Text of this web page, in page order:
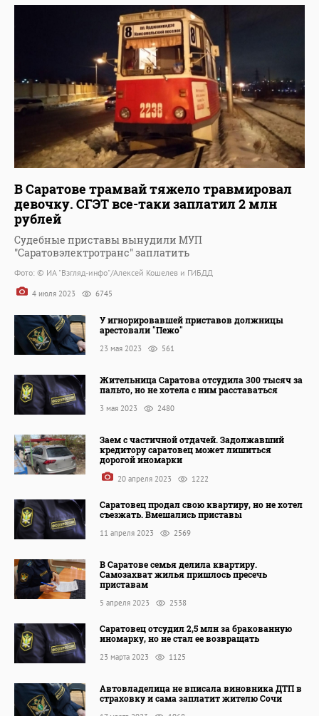
В Саратове трамвай тяжело травмировал
девочку. СГЭТ все-таки заплатил 2 млн
рублей
Судебные приставы вынудили МУП
"Саратовэлектротранс" заплатить
Фото: © ИА "Взгляд-инфо"/Алексей Кошелев и ГИБДД
4 июля 2023 6745
У игнорировавшей приставов должницы
арестовали "Пежо"
23 мая 2023 561
Жительница Саратова отсудила 300 тысяч за
пальто, но не хотела с ним расставаться
3 мая 2023 2480
Заем с частичной отдачей. Задолжавший
кредитору саратовец может лишиться
дорогой иномарки
20 апреля 2023 1222
Саратовец продал свою квартиру, но не хотел
съезжать. Вмешались приставы
11 апреля 2023 2569
В Саратове семья делила квартиру.
Самозахват жилья пришлось пресечь
приставам
5 апреля 2023 2538
Саратовец отсудил 2,5 млн за бракованную
иномарку, но не стал ее возвращать
23 марта 2023 1125
Автовладелица не вписала виновника ДТП в
страховку и сама заплатит жителю Сочи